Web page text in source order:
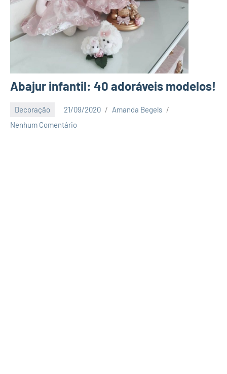
Abajur infantil: 40 adoráveis modelos!
Decoração 21/09/2020
Amanda Begels
Nenhum Comentário